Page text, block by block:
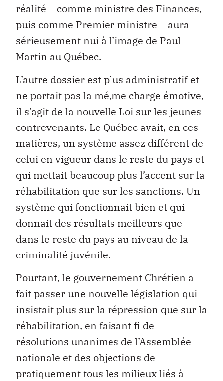
réalité— comme ministre des Finances,
puis comme Premier ministre— aura
sérieusement nui à l’image de Paul
Martin au Québec.
L’autre dossier est plus administratif et
ne portait pas la mé‚me charge émotive,
il s’agit de la nouvelle Loi sur les jeunes
contrevenants. Le Québec avait, en ces
matières, un système assez différent de
celui en vigueur dans le reste du pays et
qui mettait beaucoup plus l’accent sur la
réhabilitation que sur les sanctions. Un
système qui fonctionnait bien et qui
donnait des résultats meilleurs que
dans le reste du pays au niveau de la
criminalité juvénile.
Pourtant, le gouvernement Chrétien a
fait passer une nouvelle législation qui
insistait plus sur la répression que sur la
réhabilitation, en faisant fi de
résolutions unanimes de l’Assemblée
nationale et des objections de
pratiquement tous les milieux liés à